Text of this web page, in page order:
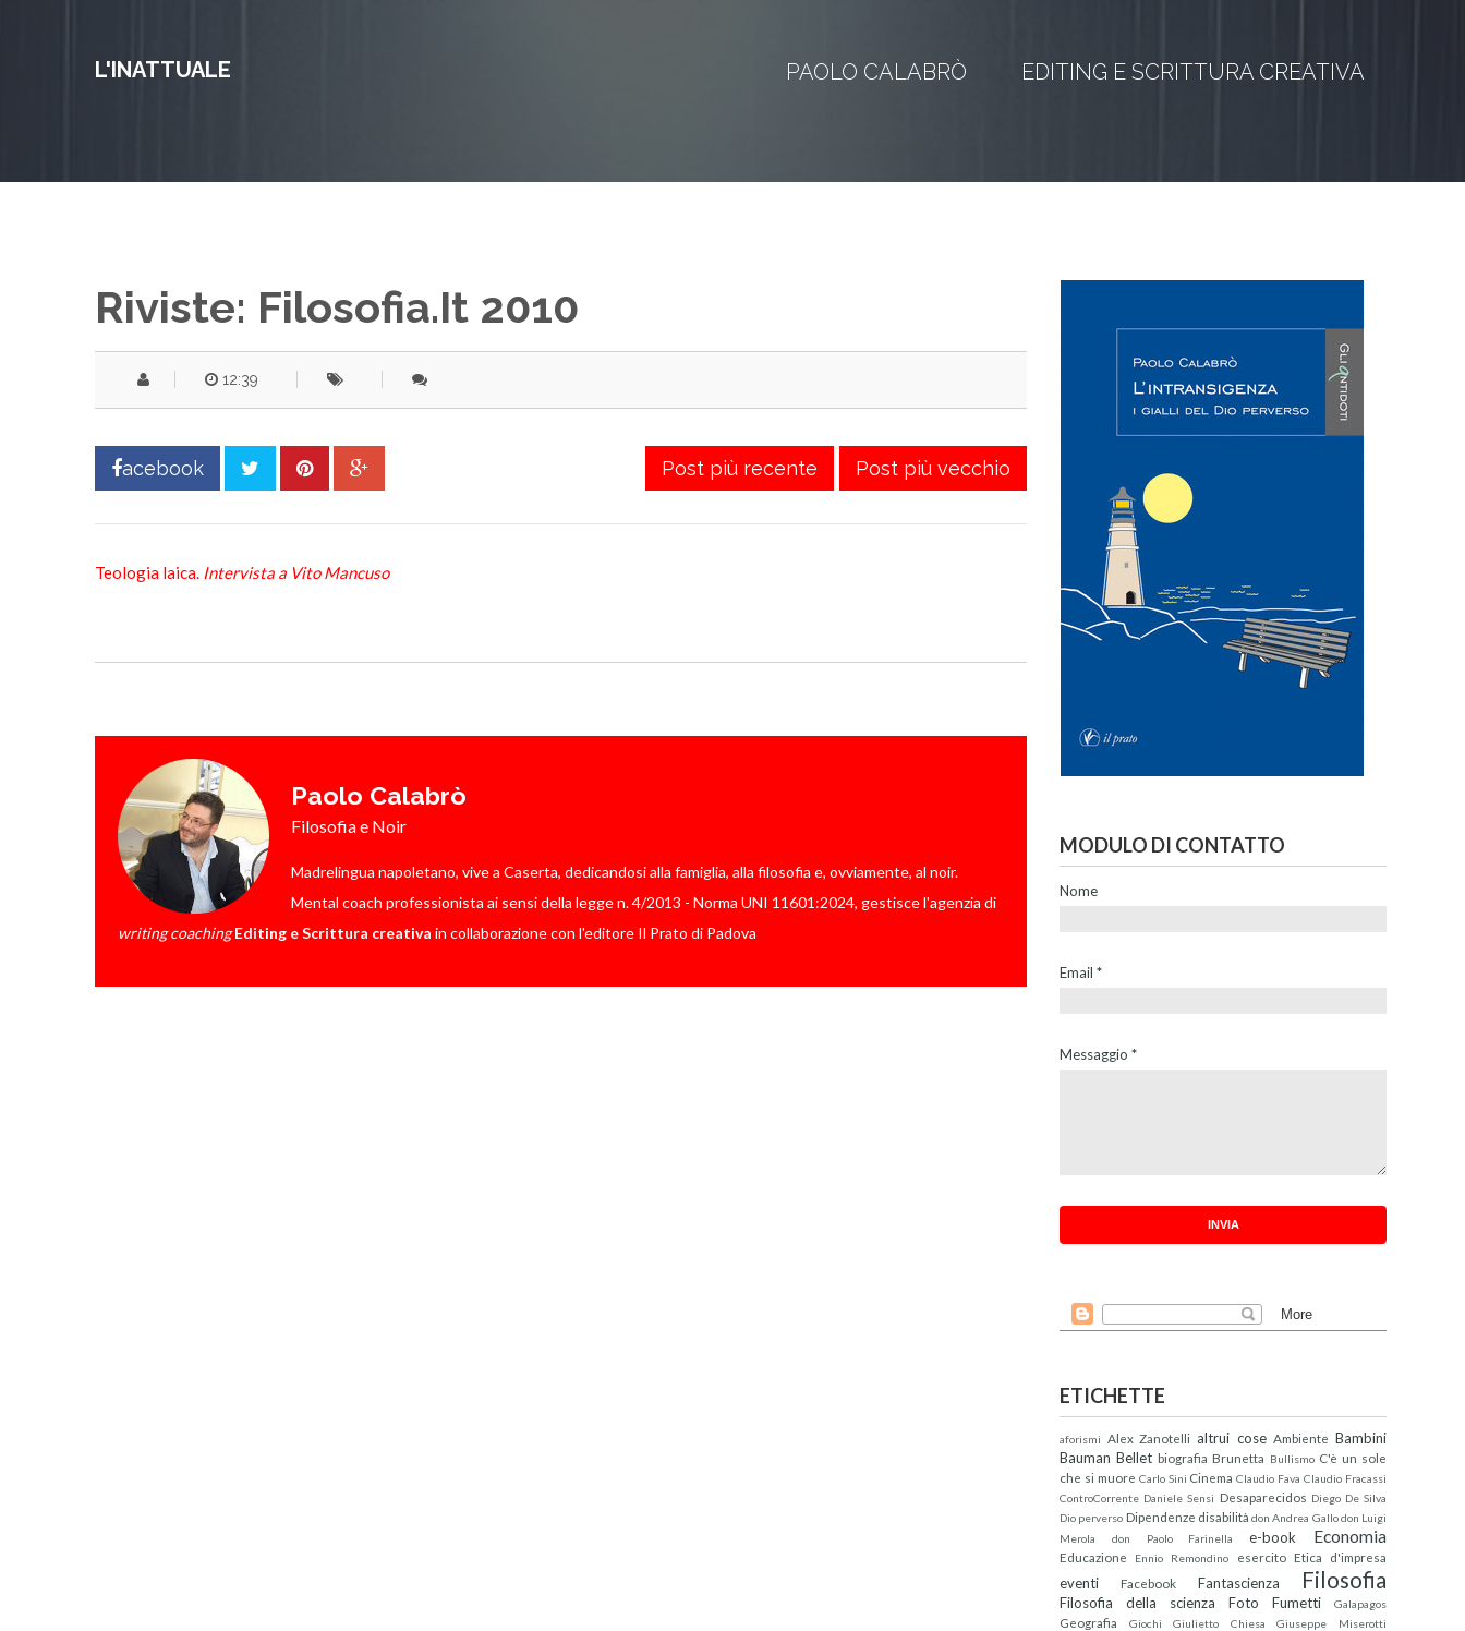
L'INATTUALE PAOLO CALABRÒ EDITING E SCRITTURA CREATIVA
Riviste: Filosofia.it 2010
12:39
acebook Post più recente Post più vecchio
Teologia laica. Intervista a Vito Mancuso
Paolo Calabrò
Filosofia e Noir
Madrelingua napoletano, vive a Caserta, dedicandosi alla famiglia, alla filosofia e, ovviamente, al noir.
Mental coach professionista ai sensi della legge n. 4/2013 - Norma UNI 11601:2024, gestisce l'agenzia di
writing coaching Editing e Scrittura creativa in collaborazione con l'editore Il Prato di Padova
MODULO DI CONTATTO
Nome
Email *
Messaggio *
ETICHETTE
aforismi Alex Zanotelli altrui cose Ambiente Bambini
Bauman Bellet biografia Brunetta Bullismo C'è un sole
che si muore Carlo Sini Cinema Claudio Fava Claudio Fracassi
ControCorrente Daniele Sensi Desaparecidos Diego De Silva
Dio perverso Dipendenze disabilità don Andrea Gallo don Luigi
Merola
don Paolo Farinella e-book Economia
Educazione Ennio Remondino esercito Etica d'impresa
eventi Facebook Fantascienza Filosofia
Filosofia della scienza Foto Fumetti Galapagos
Geografia Giochi Giulietto Chiesa
Giuseppe Miserotti